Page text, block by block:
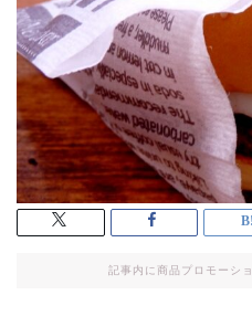
記事内に商品プロモーシ